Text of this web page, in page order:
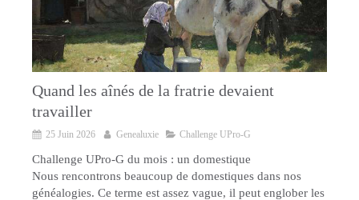
Quand les aînés de la fratrie devaient
travailler
25 Juin 2026 Genealuxie Challenge UPro-G
Challenge UPro-G du mois : un domestique
Nous rencontrons beaucoup de domestiques dans nos
généalogies. Ce terme est assez vague, il peut englober les